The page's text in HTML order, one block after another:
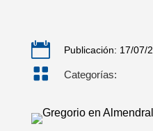
 Publicación: 17/07/
 Categorías: